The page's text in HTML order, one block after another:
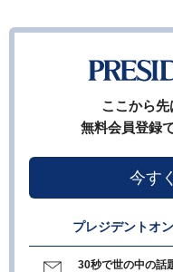
ここから先
無料会員登録
今す
プレジデントオ
30秒で世の中の話